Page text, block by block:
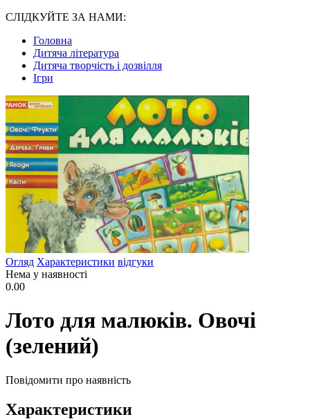
СЛІДКУЙТЕ ЗА НАМИ:
Головна
Дитяча література
Дитяча творчість і дозвілля
Ігри
Огляд Характеристики відгуки
Нема у наявності
0.00
Лото для малюків. Овочі
(зелений)
Повідомити про наявність
Характеристики